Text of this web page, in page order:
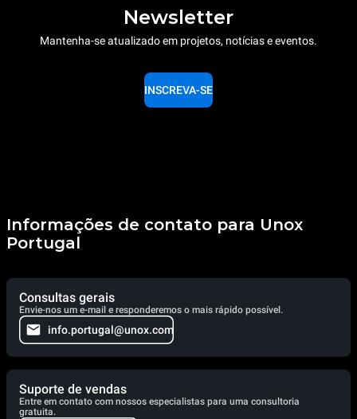
Newsletter
Mantenha-se atualizado em projetos, notícias e eventos.
INSCREVA-SE
Informações de contato para Unox
Portugal
Consultas gerais
Envie-nos um e-mail e responderemos o mais rápido possível.
info.portugal@unox.com
Suporte de vendas
Entre em contato com nossos especialistas para uma consultoria
gratuita.